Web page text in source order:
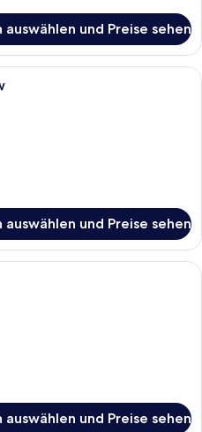
auswählen und Preise sehen
Zimmersafe, Schreibtisch,
auswählen und Preise sehen
Zimmersafe, Schreibtisch,
auswählen und Preise sehen